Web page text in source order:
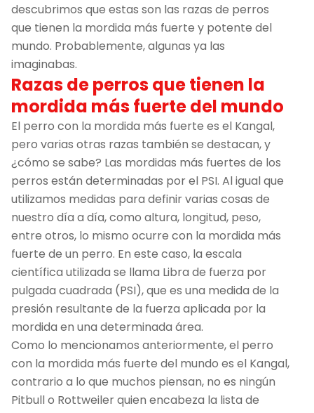
descubrimos que estas son las razas de perros
que tienen la mordida más fuerte y potente del
mundo. Probablemente, algunas ya las
imaginabas.
Razas de perros que tienen la
mordida más fuerte del mundo
El perro con la mordida más fuerte es el Kangal,
pero varias otras razas también se destacan, y
¿cómo se sabe? Las mordidas más fuertes de los
perros están determinadas por el PSI. Al igual que
utilizamos medidas para definir varias cosas de
nuestro día a día, como altura, longitud, peso,
entre otros, lo mismo ocurre con la mordida más
fuerte de un perro. En este caso, la escala
científica utilizada se llama Libra de fuerza por
pulgada cuadrada (PSI), que es una medida de la
presión resultante de la fuerza aplicada por la
mordida en una determinada área.
Como lo mencionamos anteriormente, el perro
con la mordida más fuerte del mundo es el Kangal,
contrario a lo que muchos piensan, no es ningún
Pitbull o Rottweiler quien encabeza la lista de